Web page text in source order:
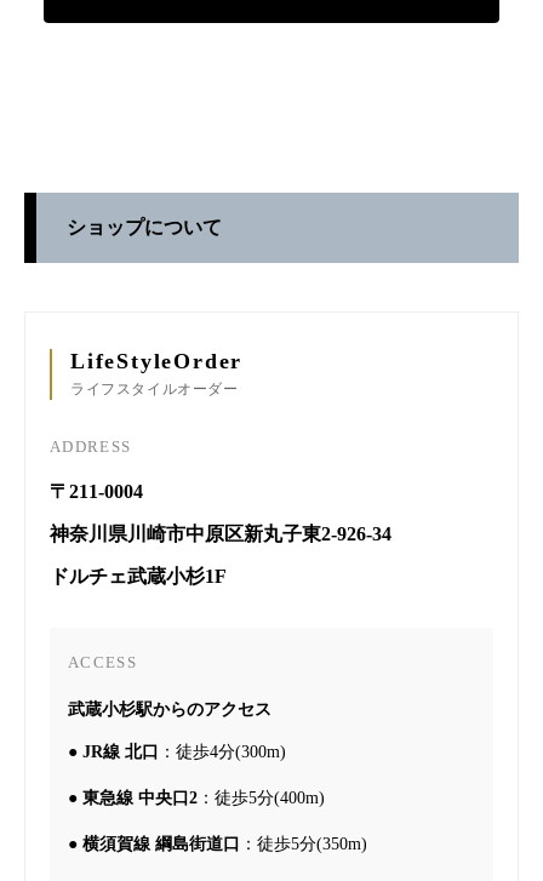
ショップについて
LifeStyleOrder
ライフスタイルオーダー
ADDRESS
〒211-0004
神奈川県川崎市中原区新丸子東2-926-34
ドルチェ武蔵小杉1F
ACCESS
武蔵小杉駅からのアクセス
● JR線 北口 ：徒歩4分(300m)
● 東急線 中央口2 ：徒歩5分(400m)
● 横須賀線 綱島街道口 ：徒歩5分(350m)